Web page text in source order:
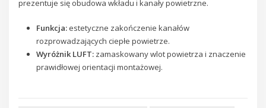
prezentuje się obudowa wkładu i kanały powietrzne.
Funkcja:estetyczne zakończenie kanałów
rozprowadzających ciepłe powietrze.
Wyróżnik LUFT:zamaskowany wlot powietrza i znaczenie
prawidłowej orientacji montażowej.